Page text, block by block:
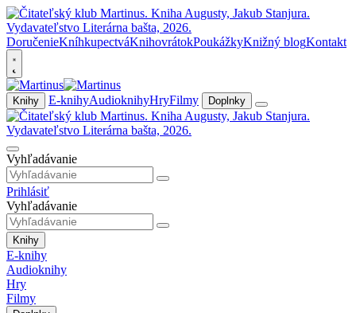
DoručenieKníhkupectváKnihovrátokPoukážkyKnižný blogKontakt
Knihy E-knihyAudioknihyHryFilmy Doplnky
Vyhľadávanie
Prihlásiť
Vyhľadávanie
Knihy
E-knihy
Audioknihy
Hry
Filmy